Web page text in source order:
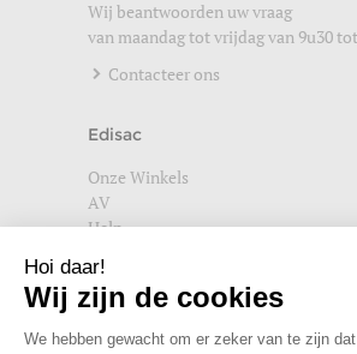
Wij beantwoorden uw vraag
van maandag tot vrijdag van 9u30
Contacteer ons
Edisac
Onze Winkels
AV
Help
Privacybeleid
Setup Cookies